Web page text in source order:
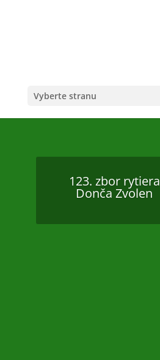
Vyberte stranu
123. zbor rytiera
Donča Zvolen